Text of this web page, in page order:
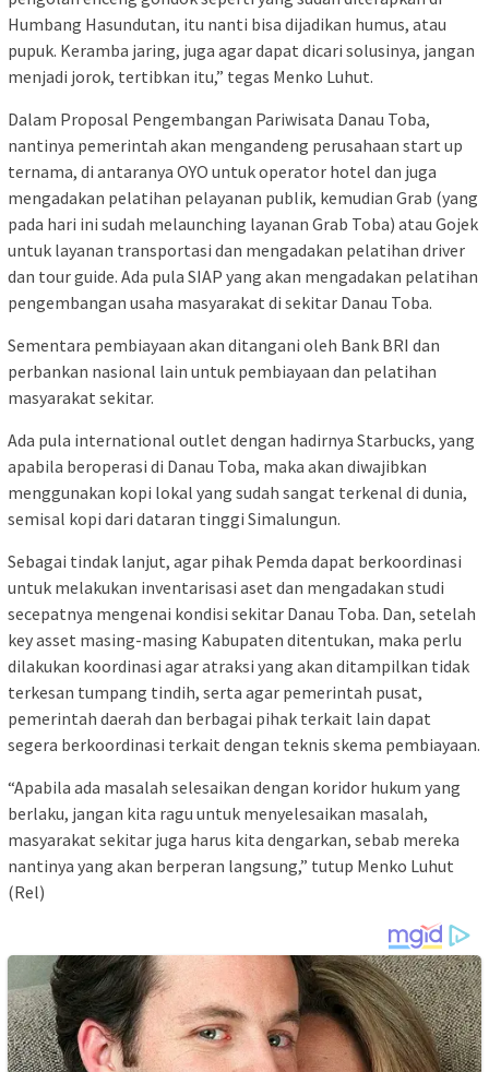
Humbang Hasundutan, itu nanti bisa dijadikan humus, atau
pupuk. Keramba jaring, juga agar dapat dicari solusinya, jangan
menjadi jorok, tertibkan itu,” tegas Menko Luhut.
Dalam Proposal Pengembangan Pariwisata Danau Toba,
nantinya pemerintah akan mengandeng perusahaan start up
ternama, di antaranya OYO untuk operator hotel dan juga
mengadakan pelatihan pelayanan publik, kemudian Grab (yang
pada hari ini sudah melaunching layanan Grab Toba) atau Gojek
untuk layanan transportasi dan mengadakan pelatihan driver
dan tour guide. Ada pula SIAP yang akan mengadakan pelatihan
pengembangan usaha masyarakat di sekitar Danau Toba.
Sementara pembiayaan akan ditangani oleh Bank BRI dan
perbankan nasional lain untuk pembiayaan dan pelatihan
masyarakat sekitar.
Ada pula international outlet dengan hadirnya Starbucks, yang
apabila beroperasi di Danau Toba, maka akan diwajibkan
menggunakan kopi lokal yang sudah sangat terkenal di dunia,
semisal kopi dari dataran tinggi Simalungun.
Sebagai tindak lanjut, agar pihak Pemda dapat berkoordinasi
untuk melakukan inventarisasi aset dan mengadakan studi
secepatnya mengenai kondisi sekitar Danau Toba. Dan, setelah
key asset masing-masing Kabupaten ditentukan, maka perlu
dilakukan koordinasi agar atraksi yang akan ditampilkan tidak
terkesan tumpang tindih, serta agar pemerintah pusat,
pemerintah daerah dan berbagai pihak terkait lain dapat
segera berkoordinasi terkait dengan teknis skema pembiayaan.
“Apabila ada masalah selesaikan dengan koridor hukum yang
berlaku, jangan kita ragu untuk menyelesaikan masalah,
masyarakat sekitar juga harus kita dengarkan, sebab mereka
nantinya yang akan berperan langsung,” tutup Menko Luhut
(Rel)